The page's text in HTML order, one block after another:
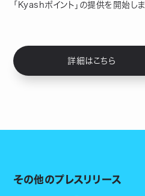
「Kyashポイント」の提供を開始しま
詳細はこちら
その他のプレスリリース